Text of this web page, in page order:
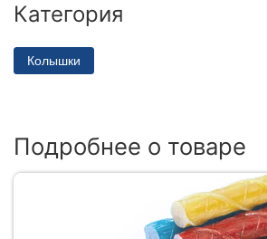
Категория
Колышки
Подробнее о товаре